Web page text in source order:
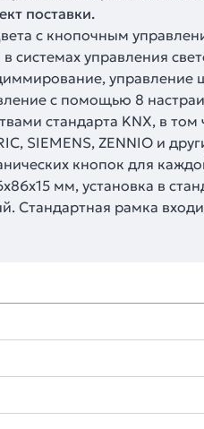
поставки.
с кнопочным
системах управления
с помощью 8
стандарта KNX, в
SIEMENS, ZENNIO и
кнопок для
мм, установка в
Стандартная рамка